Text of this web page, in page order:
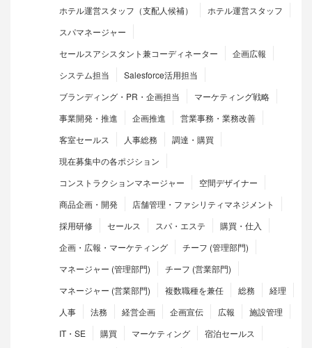
ホテル運営スタッフ（支配人候補）
ホテル運営スタッフ
スパマネージャー
セールスアシスタント兼コーディネーター
企画広報
システム担当
Salesforce活用担当
ブランディング・PR・企画担当
マーケティング戦略
事業開発・推進
企画推進
営業事務・業務改善
客室セールス
人事総務
調達・購買
現在募集中の各ポジション
コンストラクションマネージャー
空間デザイナー
商品企画・開発
店舗管理・ファシリティマネジメント
採用研修
セールス スパ・エステ
購買・仕入
企画・広報・マーケティング
チーフ (管理部門)
マネージャー (管理部門)
チーフ (営業部門)
マネージャー (営業部門)
複数職種を兼任 総務
経理
人事
法務 経営企画 企画宣伝 広報
施設管理
IT・SE
購買 マーケティング
宿泊セールス